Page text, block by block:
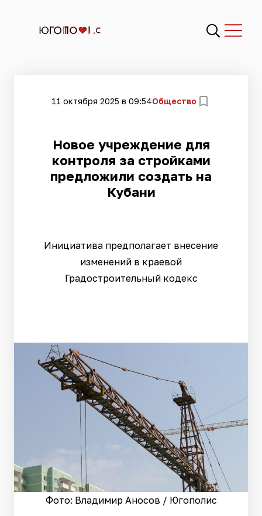
11 октября 2025 в 09:54Общество
Новое учреждение для
контроля за стройками
предложили создать на
Кубани
Инициатива предполагает внесение
изменений в краевой
Градостроительный кодекс
Фото: Владимир Аносов / Югополис